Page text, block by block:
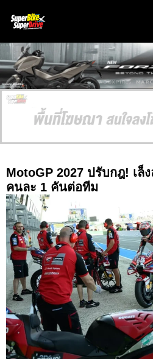
AD EXPIRES:
MotoGP 2027 ปรับกฎ! เล็
คนละ 1 คันต่อทีม